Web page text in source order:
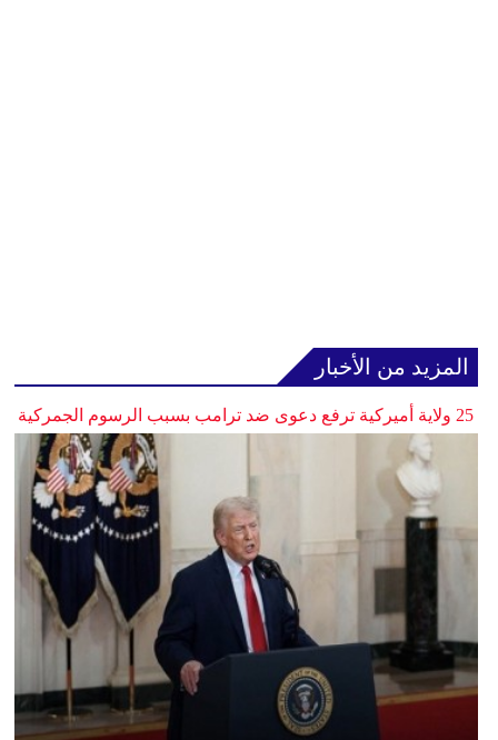
المزيد من الأخبار
25 ولاية أميركية ترفع دعوى ضد ترامب بسبب الرسوم الجمركية